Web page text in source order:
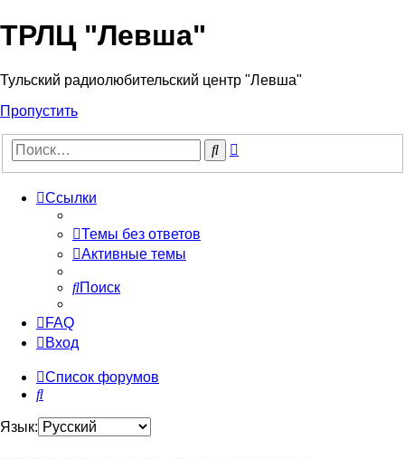
ТРЛЦ "Левша"
Тульский радиолюбительский центр "Левша"
Пропустить
Поиск
Ссылки
Темы без ответов
Активные темы
Поиск
FAQ
Вход
Список форумов
Поиск
Язык: